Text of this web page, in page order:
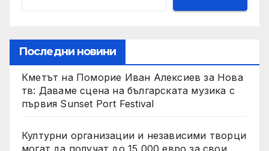
Последни новини
Кметът на Поморие Иван Алексиев за Нова
тв: Даваме сцена на българската музика с
първия Sunset Port Festival
Културни организации и независими творци